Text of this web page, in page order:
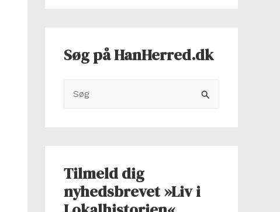
Søg på HanHerred.dk
ø
t
e
Tilmeld dig
nyhedsbrevet »Liv i